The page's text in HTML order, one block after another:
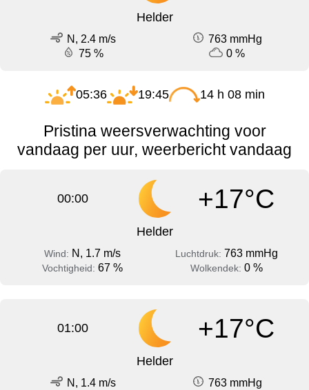
Helder
N, 2.4 m/s
763 mmHg
75 %
0 %
05:36 19:45 14 h 08 min
Pristina weersverwachting voor
vandaag per uur, weerbericht vandaag
00:00 +17°C
Helder
Wind: N, 1.7 m/s Luchtdruk: 763 mmHg
Vochtigheid: 67 % Wolkendek: 0 %
01:00 +17°C
Helder
N, 1.4 m/s
763 mmHg